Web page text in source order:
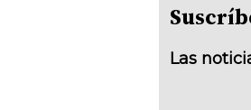
Las